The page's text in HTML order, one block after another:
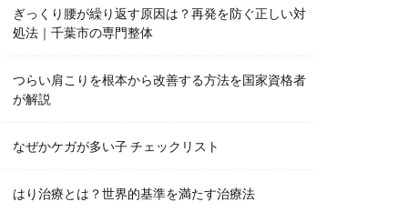
ぎっくり腰が繰り返す原因は？再発を防ぐ正しい対
処法｜千葉市の専門整体
つらい肩こりを根本から改善する方法を国家資格者
が解説
なぜかケガが多い子 チェックリスト
はり治療とは？世界的基準を満たす治療法